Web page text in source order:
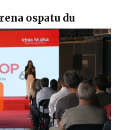
ospatu du